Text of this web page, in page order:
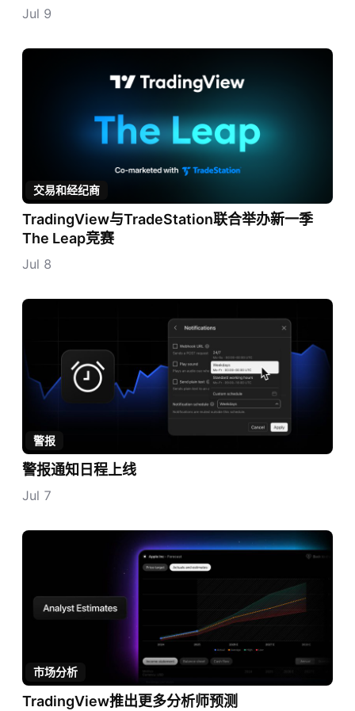
Jul 9
交易和经纪商
TradingView与TradeStation联合举办新一季
The Leap竞赛
Jul 8
警报
警报通知日程上线
Jul 7
市场分析
TradingView推出更多分析师预测